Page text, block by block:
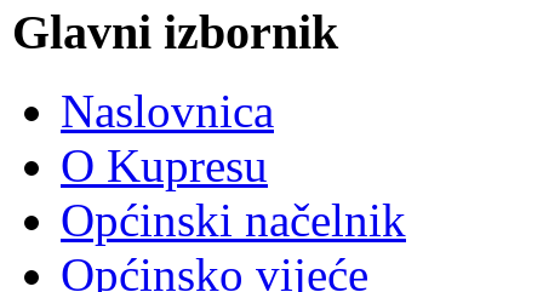
Glavni izbornik
Naslovnica
O Kupresu
Općinski načelnik
Općinsko vijeće